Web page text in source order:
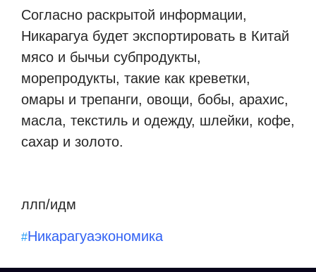
Согласно раскрытой информации,
Никарагуа будет экспортировать в Китай
мясо и бычьи субпродукты,
морепродукты, такие как креветки,
омары и трепанги, овощи, бобы, арахис,
масла, текстиль и одежду, шлейки, кофе,
сахар и золото.
ллп/идм
#Никарагуаэкономика